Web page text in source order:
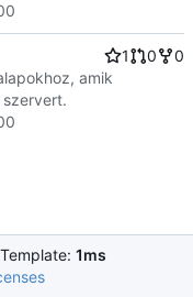
1 0
0
amik
Template: 1ms